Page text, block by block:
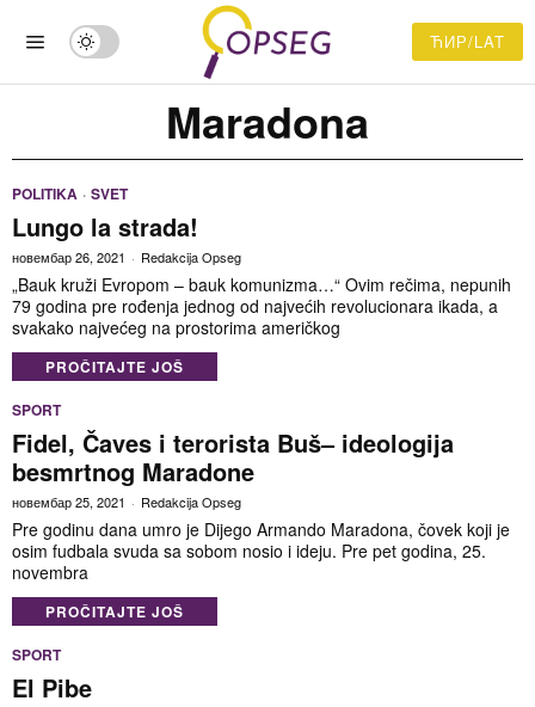
ЋИР/LAT
Maradona
POLITIKA · SVET
Lungo la strada!
новембар 26, 2021 Redakcija Opseg
„Bauk kruži Evropom – bauk komunizma…“ Ovim rečima, nepunih
79 godina pre rođenja jednog od najvećih revolucionara ikada, a
svakako najvećeg na prostorima američkog
PROČITAJTE JOŠ
SPORT
Fidel, Čaves i terorista Buš– ideologija
besmrtnog Maradone
новембар 25, 2021 Redakcija Opseg
Pre godinu dana umro je Dijego Armando Maradona, čovek koji je
osim fudbala svuda sa sobom nosio i ideju. Pre pet godina, 25.
novembra
PROČITAJTE JOŠ
SPORT
El Pibe